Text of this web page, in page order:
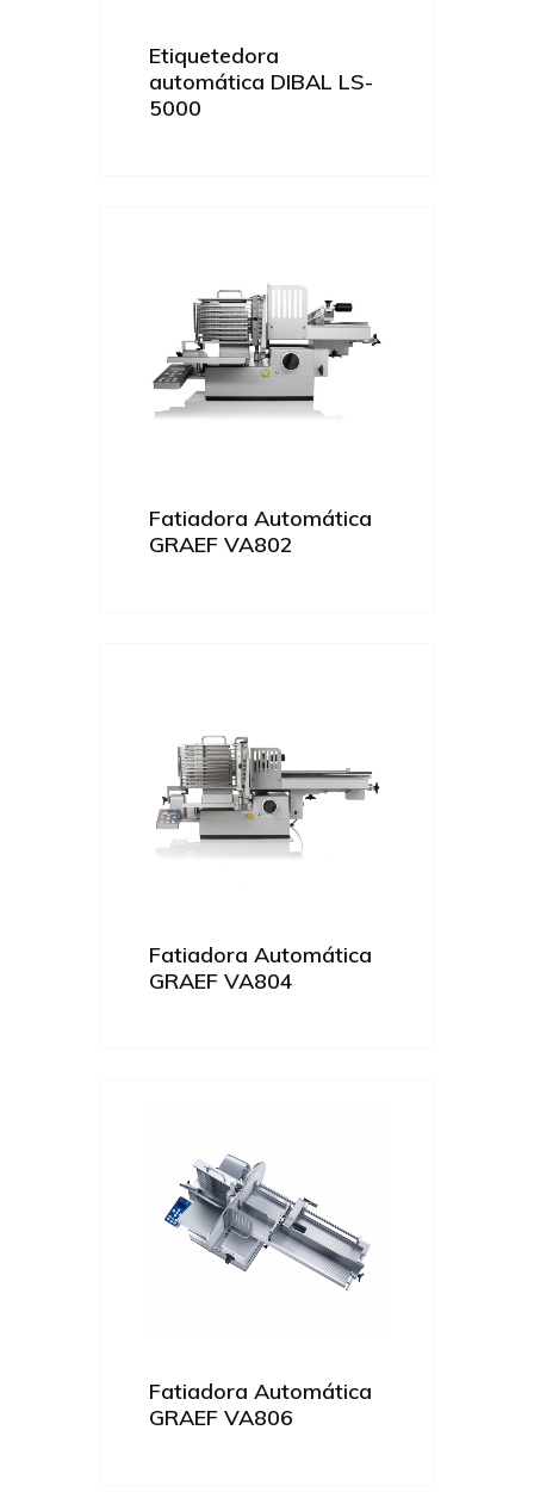
Etiquetedora
automática DIBAL LS-
5000
Fatiadora Automática
GRAEF VA802
Fatiadora Automática
GRAEF VA804
Fatiadora Automática
GRAEF VA806